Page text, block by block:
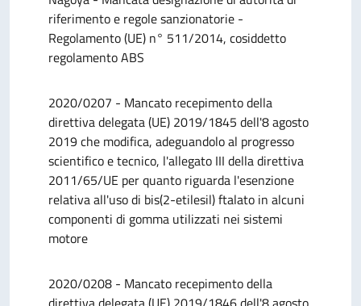
riferimento e regole sanzionatorie -
Regolamento (UE) n° 511/2014, cosiddetto
regolamento ABS
2020/0207 - Mancato recepimento della
direttiva delegata (UE) 2019/1845 dell'8 agosto
2019 che modifica, adeguandolo al progresso
scientifico e tecnico, l'allegato III della direttiva
2011/65/UE per quanto riguarda l'esenzione
relativa all'uso di bis(2-etilesil) ftalato in alcuni
componenti di gomma utilizzati nei sistemi
motore
2020/0208 - Mancato recepimento della